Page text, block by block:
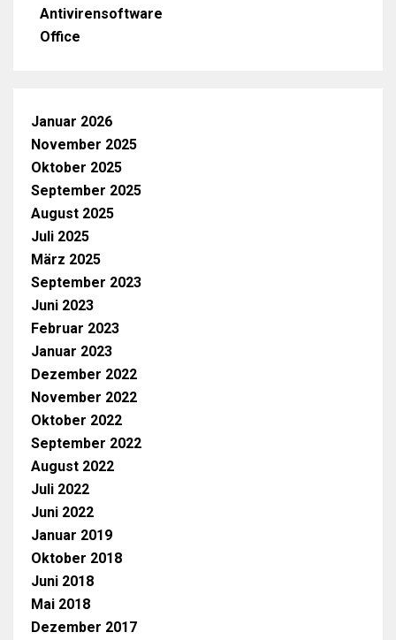
Antivirensoftware
Office
Januar 2026
November 2025
Oktober 2025
September 2025
August 2025
Juli 2025
März 2025
September 2023
Juni 2023
Februar 2023
Januar 2023
Dezember 2022
November 2022
Oktober 2022
September 2022
August 2022
Juli 2022
Juni 2022
Januar 2019
Oktober 2018
Juni 2018
Mai 2018
Dezember 2017